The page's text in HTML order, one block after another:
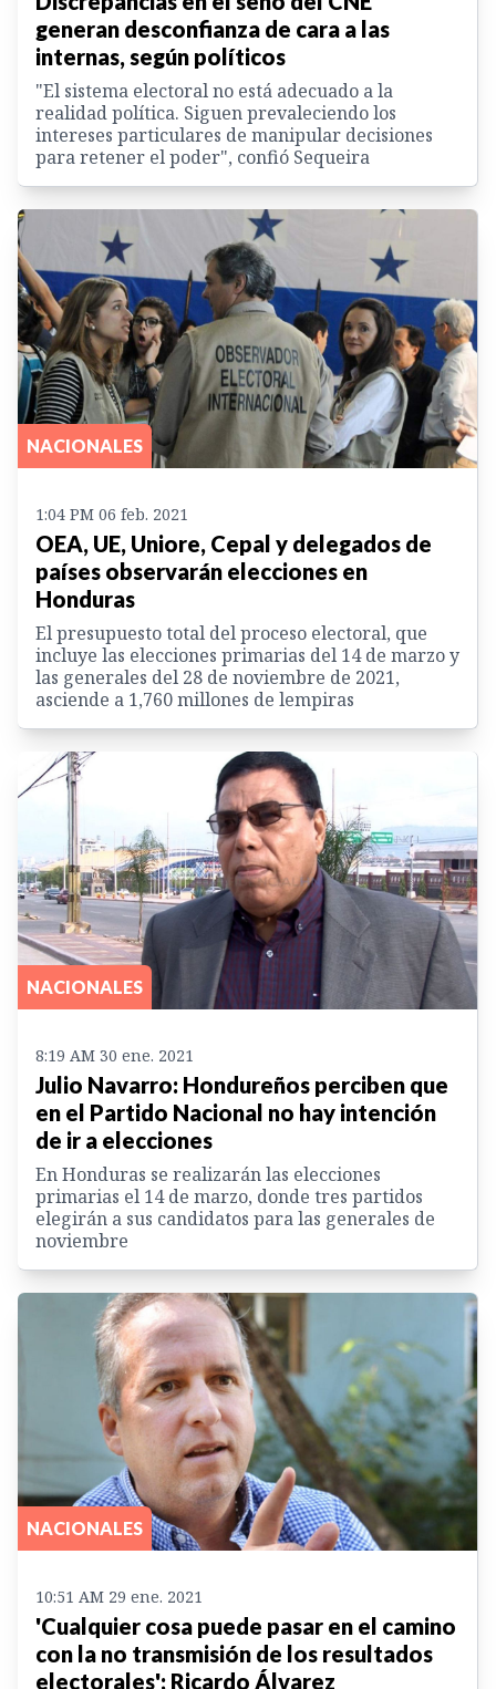
generan desconfianza de cara a las
internas, según políticos
"El sistema electoral no está adecuado a la
realidad política. Siguen prevaleciendo los
intereses particulares de manipular decisiones
para retener el poder", confió Sequeira
NACIONALES
1:04 PM 06 feb. 2021
OEA, UE, Uniore, Cepal y delegados de
países observarán elecciones en
Honduras
El presupuesto total del proceso electoral, que
incluye las elecciones primarias del 14 de marzo y
las generales del 28 de noviembre de 2021,
asciende a 1,760 millones de lempiras
NACIONALES
8:19 AM 30 ene. 2021
Julio Navarro: Hondureños perciben que
en el Partido Nacional no hay intención
de ir a elecciones
En Honduras se realizarán las elecciones
primarias el 14 de marzo, donde tres partidos
elegirán a sus candidatos para las generales de
noviembre
NACIONALES
10:51 AM 29 ene. 2021
'Cualquier cosa puede pasar en el camino
con la no transmisión de los resultados
electorales'; Ricardo Álvarez